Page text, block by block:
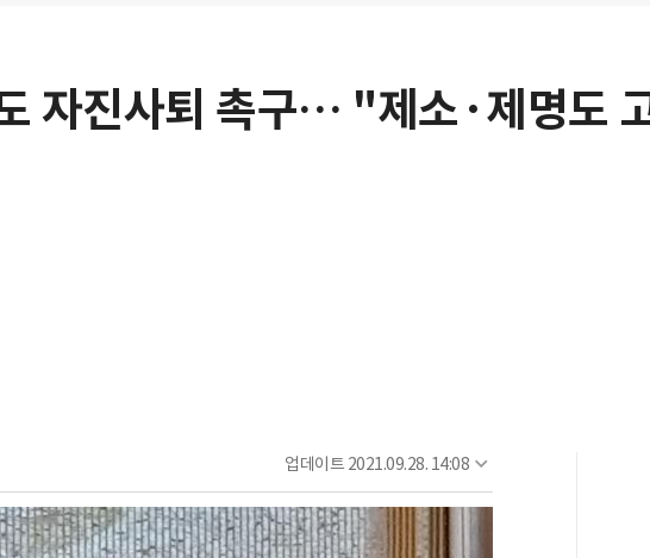
자진사퇴 촉구… "제소·제명도
업데이트 2021.09.28. 14:08